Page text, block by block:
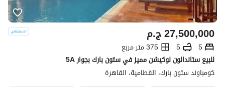
ج.م27,500,000
5
5
375 متر مربع
للبيع ستاندالون لوكيشن مميز في ستون بارك بجوار 5A
كومباوند ستون بارك، القطامية، القاهرة